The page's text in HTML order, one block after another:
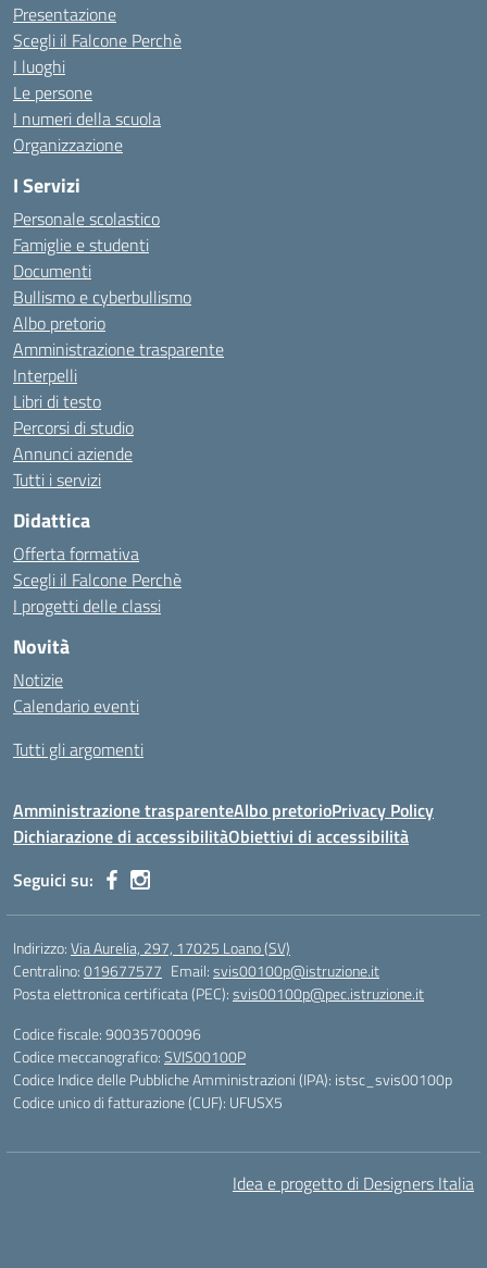
Presentazione
Scegli il Falcone Perchè
I luoghi
Le persone
I numeri della scuola
Organizzazione
I Servizi
Personale scolastico
Famiglie e studenti
Documenti
Bullismo e cyberbullismo
Albo pretorio
Amministrazione trasparente
Interpelli
Libri di testo
Percorsi di studio
Annunci aziende
Tutti i servizi
Didattica
Offerta formativa
Scegli il Falcone Perchè
I progetti delle classi
Novità
Notizie
Calendario eventi
Tutti gli argomenti
Amministrazione trasparenteAlbo pretorioPrivacy Policy
Dichiarazione di accessibilitàObiettivi di accessibilità
Seguici su:
Indirizzo:Via Aurelia, 297, 17025 Loano (SV)
Centralino:019677577 Email:svis00100p@istruzione.it
Posta elettronica certificata (PEC):svis00100p@pec.istruzione.it
Codice fiscale: 90035700096
Codice meccanografico:SVIS00100P
Codice Indice delle Pubbliche Amministrazioni (IPA): istsc_svis00100p
Codice unico di fatturazione (CUF): UFUSX5
Idea e progetto di Designers Italia